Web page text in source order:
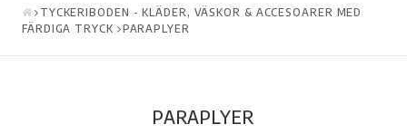
TYCKERIBODEN - KLÄDER, VÄSKOR & ACCESOARER MED
FÄRDIGA TRYCK
PARAPLYER
PARAPLYER